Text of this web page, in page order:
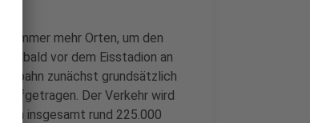
immer mehr Orten, um den
bald vor dem Eisstadion an
zunächst grundsätzlich
Der Verkehr wird
insgesamt rund 225.000